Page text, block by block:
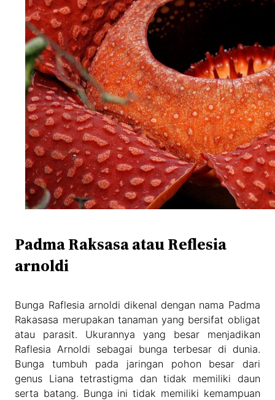
Padma Raksasa atau Reflesia
arnoldi
Bunga Raflesia arnoldi dikenal dengan nama Padma
Rakasasa merupakan tanaman yang bersifat obligat
atau parasit. Ukurannya yang besar menjadikan
Raflesia Arnoldi sebagai bunga terbesar di dunia.
Bunga tumbuh pada jaringan pohon besar dari
genus Liana tetrastigma dan tidak memiliki daun
serta batang. Bunga ini tidak memiliki kemampuan